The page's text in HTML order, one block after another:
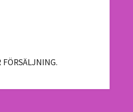
FÖRSÄLJNING.